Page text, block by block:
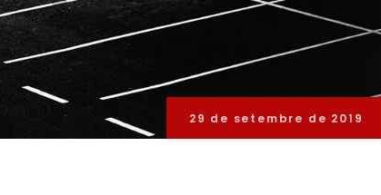
29 de setembre de 2019